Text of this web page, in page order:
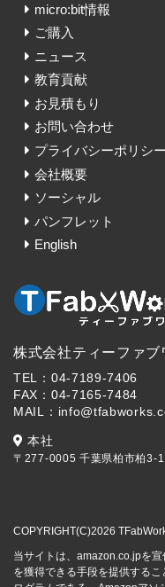
micro:bit情報
ご購入
ニュース
教育貢献
お見積もり
お問い合わせ
プライバシーポリシー
会社概要
ソーシャル
パンフレット
English
株式会社ティーファブ
TEL：04-7189-7406
FAX：04-7165-7484
MAIL：
本社
〒277-0005 千葉県柏市柏3-
COPYRIGHT(C)2026
当サイトは、amazon.co.jpを
を獲得できる手段を提供する